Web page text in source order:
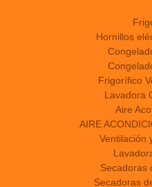
Hornillos
Frigorífico
Lavadora
Aire
AIRE
Ventilación
Secadoras
Secadoras